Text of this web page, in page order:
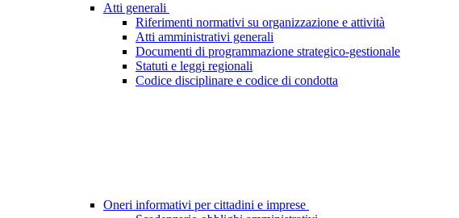
Atti generali
Riferimenti normativi su organizzazione e attività
Atti amministrativi generali
Documenti di programmazione strategico-gestionale
Statuti e leggi regionali
Codice disciplinare e codice di condotta
Oneri informativi per cittadini e imprese